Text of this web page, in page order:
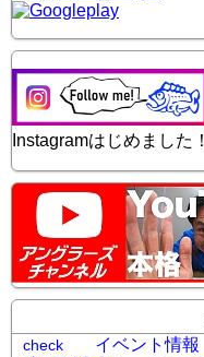
Instagramはじめました！
check イベント情報